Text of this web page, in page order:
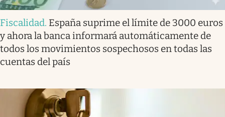
Fiscalidad. España suprime el límite de 3000 euros
y ahora la banca informará automáticamente de
todos los movimientos sospechosos en todas las
cuentas del país